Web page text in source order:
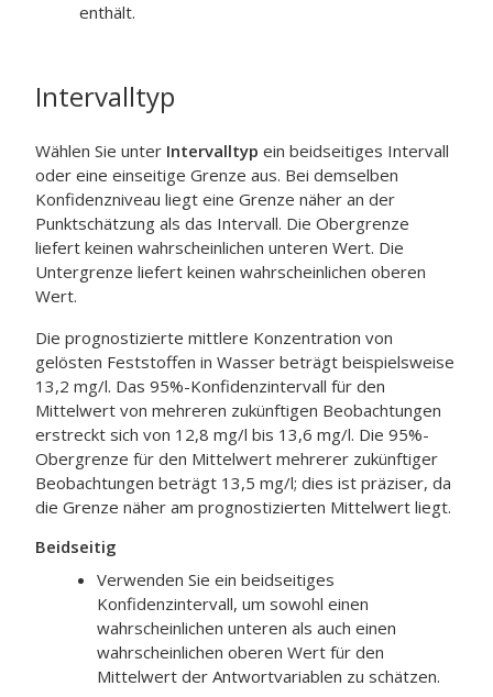
enthält.
Intervalltyp
Wählen Sie unter Intervalltyp ein beidseitiges Intervall
oder eine einseitige Grenze aus. Bei demselben
Konfidenzniveau liegt eine Grenze näher an der
Punktschätzung als das Intervall. Die Obergrenze
liefert keinen wahrscheinlichen unteren Wert. Die
Untergrenze liefert keinen wahrscheinlichen oberen
Wert.
Die prognostizierte mittlere Konzentration von
gelösten Feststoffen in Wasser beträgt beispielsweise
13,2 mg/l. Das 95%-Konfidenzintervall für den
Mittelwert von mehreren zukünftigen Beobachtungen
erstreckt sich von 12,8 mg/l bis 13,6 mg/l. Die 95%-
Obergrenze für den Mittelwert mehrerer zukünftiger
Beobachtungen beträgt 13,5 mg/l; dies ist präziser, da
die Grenze näher am prognostizierten Mittelwert liegt.
Beidseitig
Verwenden Sie ein beidseitiges
Konfidenzintervall, um sowohl einen
wahrscheinlichen unteren als auch einen
wahrscheinlichen oberen Wert für den
Mittelwert der Antwortvariablen zu schätzen.